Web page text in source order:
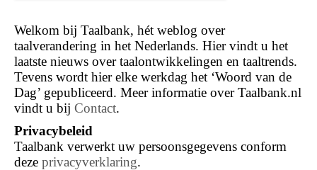
Welkom bij Taalbank, hét weblog over
taalverandering in het Nederlands. Hier vindt u het
laatste nieuws over taalontwikkelingen en taaltrends.
Tevens wordt hier elke werkdag het ‘Woord van de
Dag’ gepubliceerd. Meer informatie over Taalbank.nl
vindt u bij Contact.
Privacybeleid
Taalbank verwerkt uw persoonsgegevens conform
deze privacyverklaring.